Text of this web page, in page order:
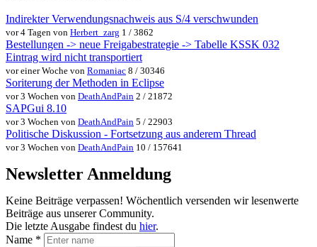
Indirekter Verwendungsnachweis aus S/4 verschwunden
vor 4 Tagen von Herbert_zarg 1 / 3862
Bestellungen -> neue Freigabestrategie -> Tabelle KSSK 032
Eintrag wird nicht transportiert
vor einer Woche von Romaniac 8 / 30346
Soriterung der Methoden in Eclipse
vor 3 Wochen von DeathAndPain 2 / 21872
SAPGui 8.10
vor 3 Wochen von DeathAndPain 5 / 22903
Politische Diskussion - Fortsetzung aus anderem Thread
vor 3 Wochen von DeathAndPain 10 / 157641
Newsletter Anmeldung
Keine Beiträge verpassen! Wöchentlich versenden wir lesenwerte
Beiträge aus unserer Community.
Die letzte Ausgabe findest du hier.
Name *